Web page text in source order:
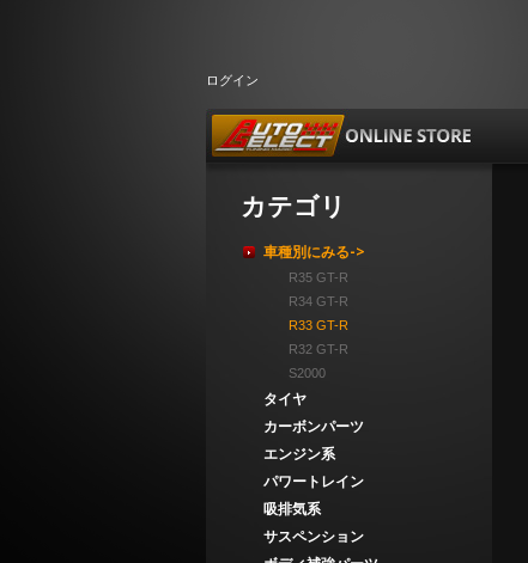
ログイン
カテゴリ
車種別にみる->
R35 GT-R
R34 GT-R
R33 GT-R
R32 GT-R
S2000
タイヤ
カーボンパーツ
エンジン系
パワートレイン
吸排気系
サスペンション